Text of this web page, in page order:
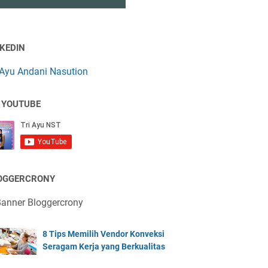
Andani Nasution
8 Tips Memilih Vendor Konveksi
Seragam Kerja yang Berkualitas